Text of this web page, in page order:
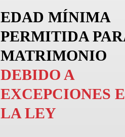
EDAD MÍNIMA
PERMITIDA
MATRIMONIO
DEBIDO A
EXCEPCIONES
LA LEY